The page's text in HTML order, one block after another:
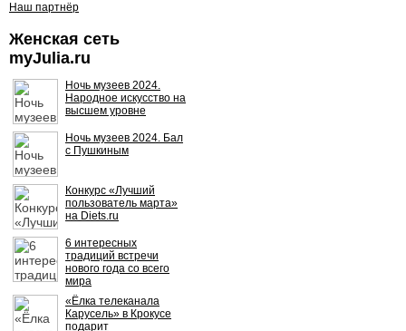
Наш партнёр
Женская сеть
myJulia.ru
Ночь музеев 2024.
Народное искусство на
высшем уровне
Ночь музеев 2024. Бал
с Пушкиным
Конкурс «Лучший
пользователь марта»
на Diets.ru
6 интересных
традиций встречи
нового года со всего
мира
«Ёлка телеканала
Карусель» в Крокусе
подарит